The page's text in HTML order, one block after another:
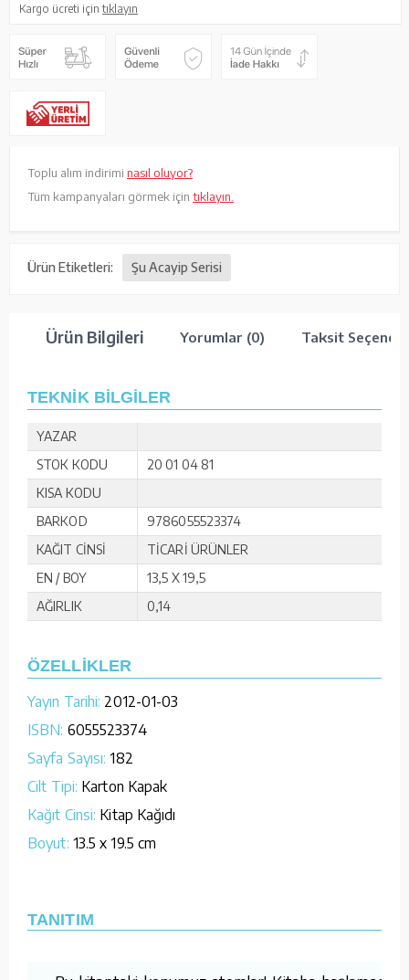
Kargo ücreti içintıklayın
Toplu alım indirimi nasıl oluyor?
Tüm kampanyaları görmek için tıklayın.
Ürün Etiketleri: Şu Acayip Serisi
Ürün Bilgileri Yorumlar (0) Taksit
TEKNİK BİLGİLER
YAZAR
STOK KODU
20 01 04 81
KISA KODU
BARKOD
9786055523374
KAĞIT CİNSİ
TİCARİ ÜRÜNLER
EN / BOY
13,5 X 19,5
AĞIRLIK
0,14
ÖZELLİKLER
Yayın Tarihi: 2012-01-03
ISBN: 6055523374
Sayfa Sayısı: 182
Cilt Tipi: Karton Kapak
Kağıt Cinsi: Kitap Kağıdı
Boyut: 13.5 x 19.5 cm
TANITIM